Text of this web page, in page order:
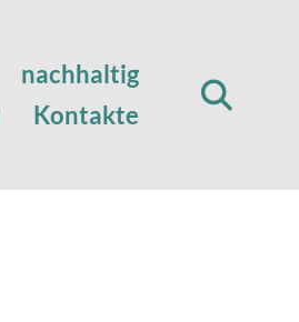
nachhaltig
Kontakte